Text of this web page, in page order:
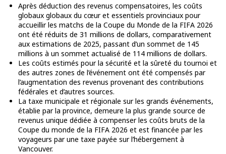
Après déduction des revenus compensatoires, les coûts
globaux globaux du cœur et essentiels provinciaux pour
accueillir les matchs de la Coupe du Monde de la FIFA 2026
ont été réduits de 31 millions de dollars, comparativement
aux estimations de 2025, passant d’un sommet de 145
millions à un sommet actualisé de 114 millions de dollars.
Les coûts estimés pour la sécurité et la sûreté du tournoi et
des autres zones de l’événement ont été compensés par
l’augmentation des revenus provenant des contributions
fédérales et d’autres sources.
La taxe municipale et régionale sur les grands événements,
établie par la province, demeure la plus grande source de
revenus unique dédiée à compenser les coûts bruts de la
Coupe du monde de la FIFA 2026 et est financée par les
voyageurs par une taxe payée sur l’hébergement à
Vancouver.